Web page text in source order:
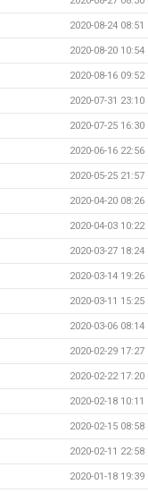
2020-08-24 08:51
2020-08-20 10:54
2020-08-16 09:52
2020-07-31 23:10
2020-07-25 16:30
2020-06-16 22:56
2020-05-25 21:57
2020-04-20 08:26
2020-04-03 10:22
2020-03-27 18:24
2020-03-14 19:26
2020-03-11 15:25
2020-03-06 08:14
2020-02-29 17:27
2020-02-22 17:20
2020-02-18 10:11
2020-02-15 08:58
2020-02-11 22:58
2020-01-18 19:39